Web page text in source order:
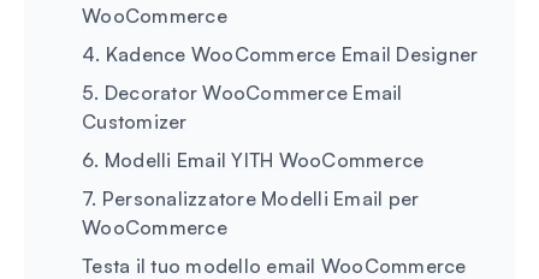
WooCommerce
4. Kadence WooCommerce Email Designer
5. Decorator WooCommerce Email
Customizer
6. Modelli Email YITH WooCommerce
7. Personalizzatore Modelli Email per
WooCommerce
Testa il tuo modello email WooCommerce